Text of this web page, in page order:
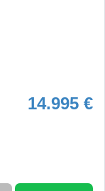
14.995 €